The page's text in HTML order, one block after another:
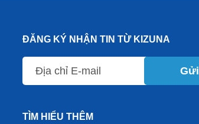
ĐĂNG KÝ NHẬN TIN TỪ KIZUNA
Gửi
TÌM HIỂU THÊM